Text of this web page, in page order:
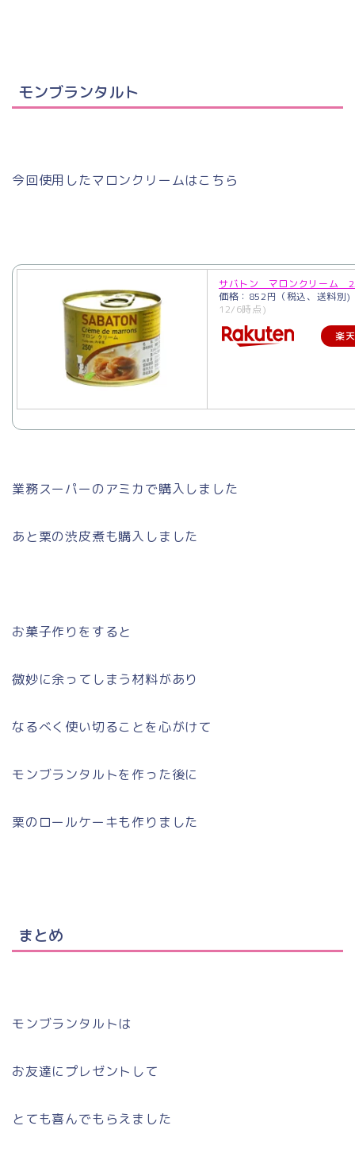
モンブランタルト
今回使用したマロンクリームはこちら
サバトン マロンクリーム
価格：852円（税込、送料別)
12/6時点)
楽
業務スーパーのアミカで購入しました
あと栗の渋皮煮も購入しました
お菓子作りをすると
微妙に余ってしまう材料があり
なるべく使い切ることを心がけて
モンブランタルトを作った後に
栗のロールケーキも作りました
まとめ
モンブランタルトは
お友達にプレゼントして
とても喜んでもらえました